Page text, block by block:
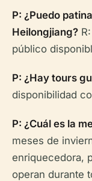
P: ¿Puedo
Heilongjiang?
público
P: ¿Hay tours
disponibilidad
P: ¿Cuál es la
meses de
enriquecedora,
operan durante